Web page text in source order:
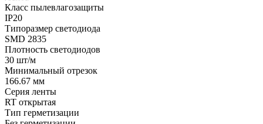
Класс пылевлагозащиты
IP20
Типоразмер светодиода
SMD 2835
Плотность светодиодов
30 шт/м
Минимальный отрезок
166.67 мм
Серия ленты
RT открытая
Тип герметизации